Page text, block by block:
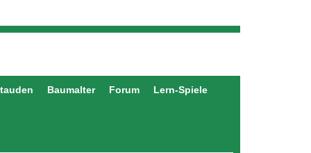
Baumalter Forum Lern-Spiele